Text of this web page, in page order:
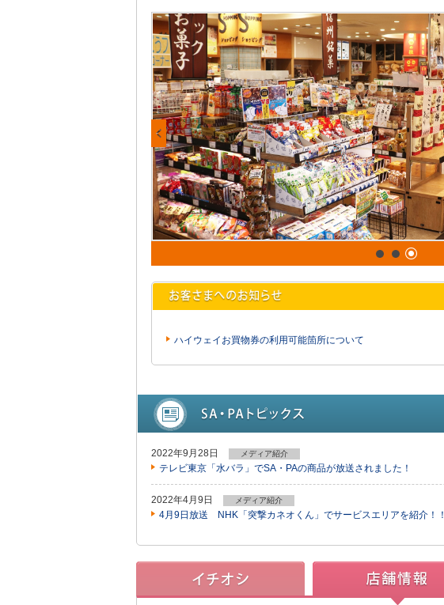
ハイウェイお買物券の利用可能箇所について
2022年9月28日 メディア紹介
テレビ東京「水バラ」でSA・PAの商品が放送されました！
2022年4月9日 メディア紹介
4月9日放送 NHK「突撃カネオくん」でサービスエリアを紹介！！